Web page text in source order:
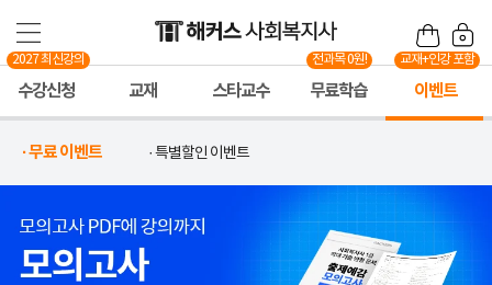
수강신청
2027 최신강의
교재 스타교수 무료학습
전과목 0원!
이벤트
교재+인강 포함
· 무료 이벤트 · 특별할인 이벤트